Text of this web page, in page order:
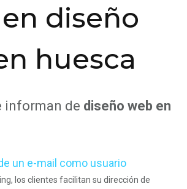
diseño
huesca
informan de diseño web en
un e-mail como usuario
los clientes facilitan su dirección de